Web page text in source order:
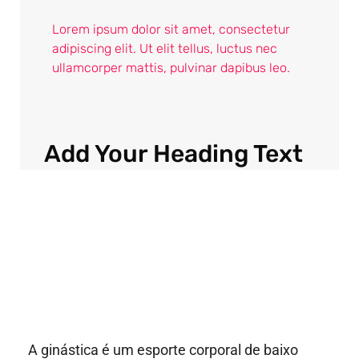
Lorem ipsum dolor sit amet, consectetur
adipiscing elit. Ut elit tellus, luctus nec
ullamcorper mattis, pulvinar dapibus leo.
Add Your Heading Text
A ginástica é um esporte corporal de baixo